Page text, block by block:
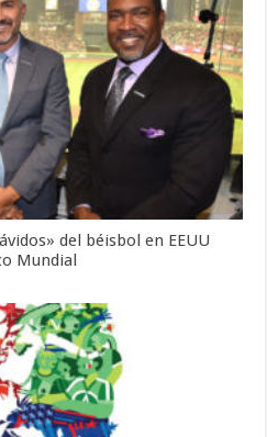
del béisbol en EEUU
Mundial